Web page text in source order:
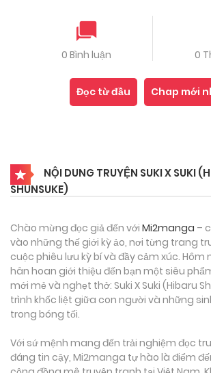
0 Bình luận 0
Đọc từ đầu Chap mới
NỘI DUNG TRUYỆN SUKI X SUKI
SHUNSUKE)
Chào mừng đọc giả đến với Mi2manga –
vào những thế giới kỳ ảo, nơi từng trang
cuộc phiêu lưu kỳ bí và đầy cảm xúc. Hôm
hân hoan giới thiệu đến bạn một siêu
mới mẻ và nghẹt thở: Suki X Suki (Hibaru
trình khốc liệt giữa con người và những
trong bóng tối.
Với sứ mệnh mang đến trải nghiệm đọc
đáng tin cậy, Mi2manga tự hào là điểm